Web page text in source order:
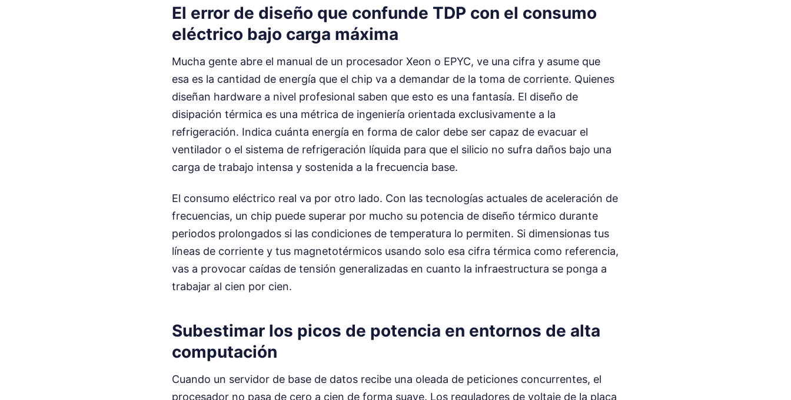
El error de diseño que confunde TDP con el consumo
eléctrico bajo carga máxima
Mucha gente abre el manual de un procesador Xeon o EPYC, ve una cifra y asume que
esa es la cantidad de energía que el chip va a demandar de la toma de corriente. Quienes
diseñan hardware a nivel profesional saben que esto es una fantasía. El diseño de
disipación térmica es una métrica de ingeniería orientada exclusivamente a la
refrigeración. Indica cuánta energía en forma de calor debe ser capaz de evacuar el
ventilador o el sistema de refrigeración líquida para que el silicio no sufra daños bajo una
carga de trabajo intensa y sostenida a la frecuencia base.
El consumo eléctrico real va por otro lado. Con las tecnologías actuales de aceleración de
frecuencias, un chip puede superar por mucho su potencia de diseño térmico durante
periodos prolongados si las condiciones de temperatura lo permiten. Si dimensionas tus
líneas de corriente y tus magnetotérmicos usando solo esa cifra térmica como referencia,
vas a provocar caídas de tensión generalizadas en cuanto la infraestructura se ponga a
trabajar al cien por cien.
Subestimar los picos de potencia en entornos de alta
computación
Cuando un servidor de base de datos recibe una oleada de peticiones concurrentes, el
procesador no pasa de cero a cien de forma suave. Los reguladores de voltaje de la placa